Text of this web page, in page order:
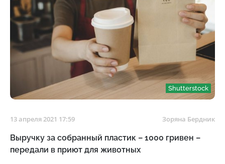
Shutterstock
13 апреля 2021 17:59 Зоряна Бердник
Выручку за собранный пластик – 1000 гривен –
передали в приют для животных